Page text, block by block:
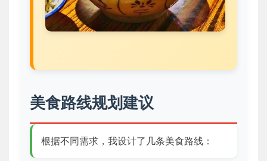
美食路线规划建议
根据不同需求，我设计了几条美食路线：